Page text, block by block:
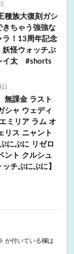
種族大復刻ガシ
きちゃう強強な
ラ！13周年記念
怪ウォッチぷ
イ太 #shorts
無課金 ラスト
シャ ウェディ
ミリア ラム オ
リス ニャント
にぷに リゼロ
ント クルシュ
ッチぷにぷに】
が付いている欄は